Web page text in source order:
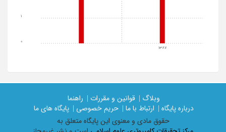
1387
0
1
وبلاگ | قوانین و مقررات |
راهنما
درباره پایگاه |
ارتباط با ما | حریم خصوصی |
پایگاه های ما
حقوق مادی و معنوی اين پايگاه متعلق به